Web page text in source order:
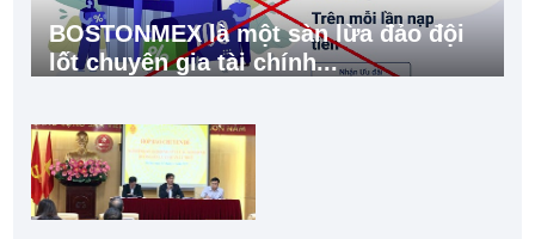
BOSTONMEX là một sàn lừa đảo đội
lốt chuyên gia tài chính...